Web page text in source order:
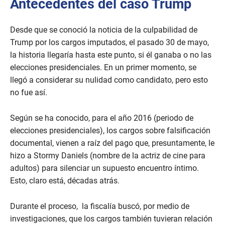
Antecedentes del caso Trump
Desde que se conoció la noticia de la culpabilidad de
Trump por los cargos imputados, el pasado 30 de mayo,
la historia llegaría hasta este punto, si él ganaba o no las
elecciones presidenciales. En un primer momento, se
llegó a considerar su nulidad como candidato, pero esto
no fue así.
Según se ha conocido, para el año 2016 (periodo de
elecciones presidenciales), los cargos sobre falsificación
documental, vienen a raíz del pago que, presuntamente, le
hizo a Stormy Daniels (nombre de la actriz de cine para
adultos) para silenciar un supuesto encuentro íntimo.
Esto, claro está, décadas atrás.
Durante el proceso, la fiscalía buscó, por medio de
investigaciones, que los cargos también tuvieran relación